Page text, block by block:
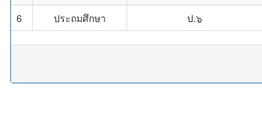
6
ประถมศึกษา ป.๖